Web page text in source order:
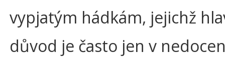
vypjatým hádkám, jejichž
důvod je často jen v